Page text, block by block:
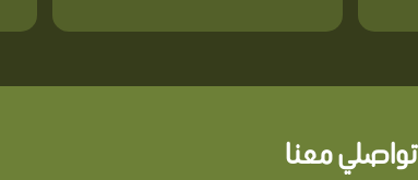
تواصلي معنا